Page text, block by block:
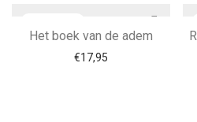
Het boek van de adem
€17,95